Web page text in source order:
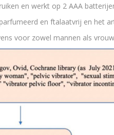
en werkt op 2 AAA
en ftalaatvrij en het
voor zowel mannen als